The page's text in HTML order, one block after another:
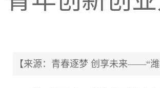
【来源：青春逐梦 创享未来——“